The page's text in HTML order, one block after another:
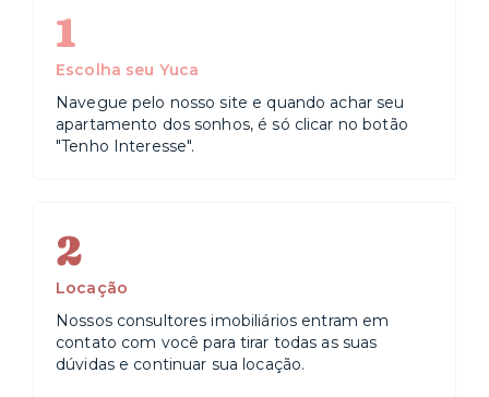
1
Escolha seu Yuca
Navegue pelo nosso site e quando achar seu
apartamento dos sonhos, é só clicar no botão
"Tenho Interesse".
2
Locação
Nossos consultores imobiliários entram em
contato com você para tirar todas as suas
dúvidas e continuar sua locação.